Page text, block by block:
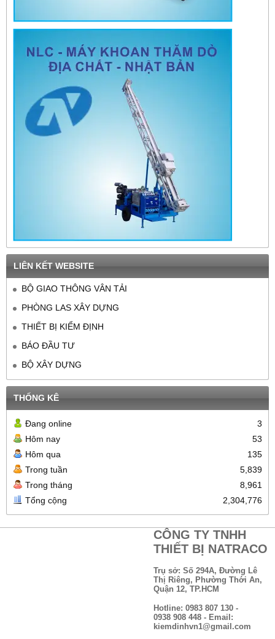
LIÊN KẾT WEBSITE
BỘ GIAO THÔNG VÂN TẢI
PHÒNG LAS XÂY DỰNG
THIẾT BỊ KIỂM ĐỊNH
BÁO ĐẦU TƯ
BỘ XÂY DỰNG
THỐNG KÊ
Đang online
3
Hôm nay
53
Hôm qua
135
Trong tuần
5,839
Trong tháng
8,961
Tổng cộng
2,304,776
CÔNG TY TNHH
THIẾT BỊ NATRACO
Trụ sở: Số 294A, Đường Lê
Thị Riêng, Phường Thới An,
Quận 12, TP.HCM
Hotline: 0983 807 130 -
0938 908 448 - Email:
kiemdinhvn1@gmail.com